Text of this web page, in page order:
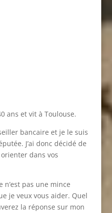
ans et vit à Toulouse.
bancaire et je le suis
J’ai donc décidé de
dans vos
pas une mince
je veux vous aider. Quel
la réponse sur mon